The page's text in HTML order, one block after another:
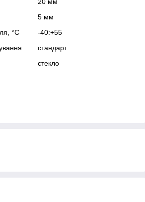
5 мм
°С
-40:+55
стандарт
стекло